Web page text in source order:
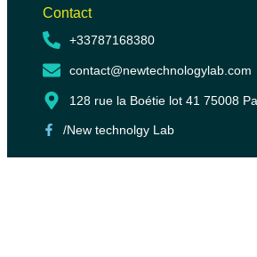
Contact
+33787168380
contact@newtechnologylab.com
128 rue la Boétie lot 41 75008
/New technolgy Lab